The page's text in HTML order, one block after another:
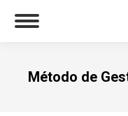
Método de